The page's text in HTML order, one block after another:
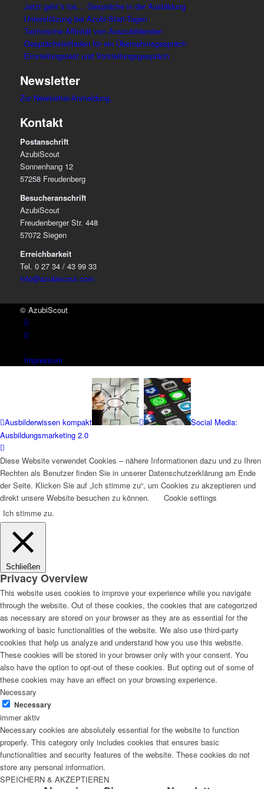
Jetzt geht´s los… Gespräche in der Ausbildung
Unterstützung bei Azubi-Start-Tagen
Technische Affinität von Auszubildenden
Gesprächsleitfaden für ein Übernahmegespräch
Einstellungstest und Vorstellungsgespräch
Newsletter
Zur Newsletter-Anmeldung.
Kontakt
Postanschrift
AzubiScout
Sonnenhang 12
57258 Freudenberg
Besucheranschrift
AzubiScout
Freudenberger Str. 448
57072 Siegen
Erreichbarkeit
Tel. 0 27 34 / 43 99 33
info@azubiscout.com
© AzubiScout
Impressum
Ausbilderwissen kompakt
Social Media:
Ausbildungsmarketing 2.0
Diese Website verwendet Cookies – nähere Informationen dazu und zu Ihren
Rechten als Benutzer finden Sie in unserer Datenschutzerklärung am Ende
der Seite. Klicken Sie auf „Ich stimme zu“, um Cookies zu akzeptieren und
direkt unsere Website besuchen zu können.
Cookie settings
Ich stimme zu.
Schließen
Privacy Overview
This website uses cookies to improve your experience while you navigate
through the website. Out of these cookies, the cookies that are categorized
as necessary are stored on your browser as they are as essential for the
working of basic functionalities of the website. We also use third-party
cookies that help us analyze and understand how you use this website.
These cookies will be stored in your browser only with your consent. You
also have the option to opt-out of these cookies. But opting out of some of
these cookies may have an effect on your browsing experience.
Necessary
Necessary
immer aktiv
Necessary cookies are absolutely essential for the website to function
properly. This category only includes cookies that ensures basic
functionalities and security features of the website. These cookies do not
store any personal information.
SPEICHERN & AKZEPTIEREN